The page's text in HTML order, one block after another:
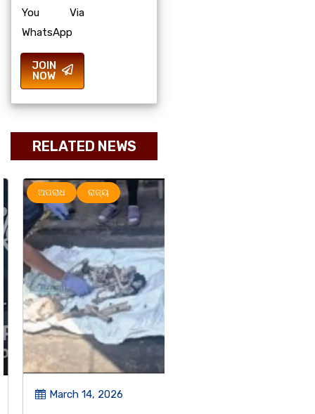
You Via
WhatsApp
JOIN
NOW
RELATED NEWS
ଅପରାଧ ରାଜ୍ୟ
March 14, 2026